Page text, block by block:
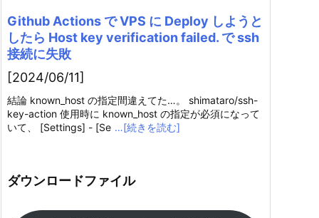
Github Actions で VPS に Deploy しようと
したら Host key verification failed. で ssh
接続に失敗
[2024/06/11]
結論 known_host の指定間違えてた…。 shimataro/ssh-
key-action 使用時に known_host の指定が必須になって
いて、 [Settings] - [Se …[続きを読む]
ダウンロードファイル